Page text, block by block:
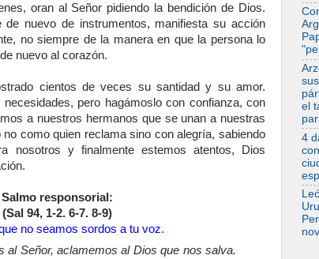
oran al Señor pidiendo la bendición de Dios.
de nuevo de instrumentos, manifiesta su acción
no siempre de la manera en que la persona lo
nuevo al corazón.
cientos de veces su santidad y su amor.
pero hagámoslo con confianza, con
a nuestros hermanos que se unan a nuestras
como quien reclama sino con alegría, sabiendo
nosotros y finalmente estemos atentos, Dios
Salmo responsorial:
(Sal 94, 1-2. 6-7. 8-9)
no seamos sordos a tu voz.
al Señor, aclamemos al Dios que nos salva.
el
4